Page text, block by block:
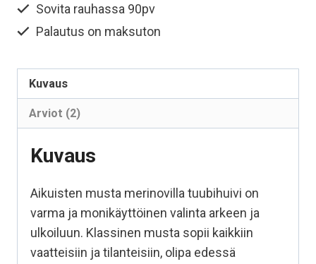
Sovita rauhassa 90pv
Palautus on maksuton
Kuvaus
Arviot (2)
Kuvaus
Aikuisten musta merinovilla tuubihuivi on
varma ja monikäyttöinen valinta arkeen ja
ulkoiluun. Klassinen musta sopii kaikkiin
vaatteisiin ja tilanteisiin, olipa edessä